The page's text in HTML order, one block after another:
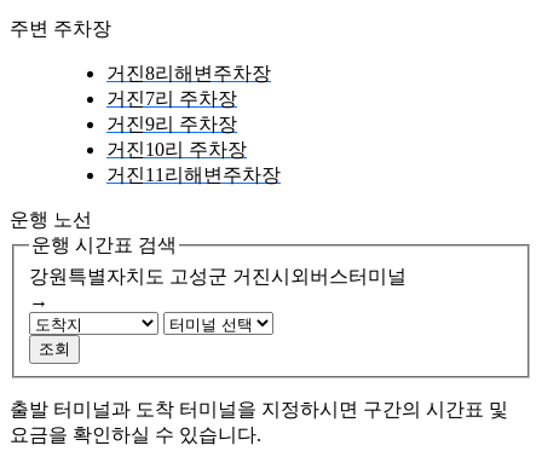
주변 주차장
거진8리해변주차장
거진7리 주차장
거진9리 주차장
거진10리 주차장
거진11리해변주차장
운행 노선
운행 시간표 검색
강원특별자치도 고성군 거진시외버스터미널
→
조회
출발 터미널과 도착 터미널을 지정하시면 구간의 시간표 및
요금을 확인하실 수 있습니다.